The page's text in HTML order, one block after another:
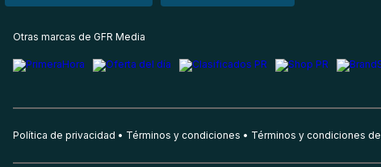
Otras marcas de GFR Media
Política de privacidad Términos y condiciones Términos y condiciones